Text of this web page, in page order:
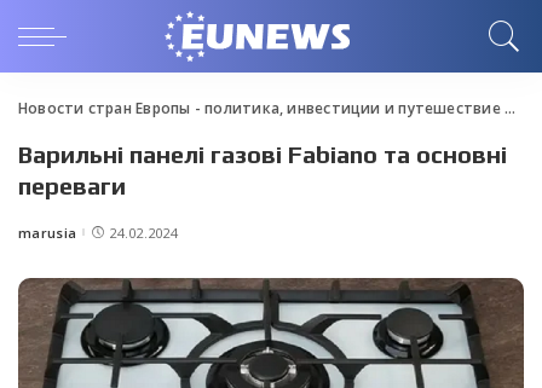
Новости стран Европы - политика, инвестиции и путешествие>
Варильні панелі газові Fabiano та основні
переваги
Posted
marusia 24.02.2024